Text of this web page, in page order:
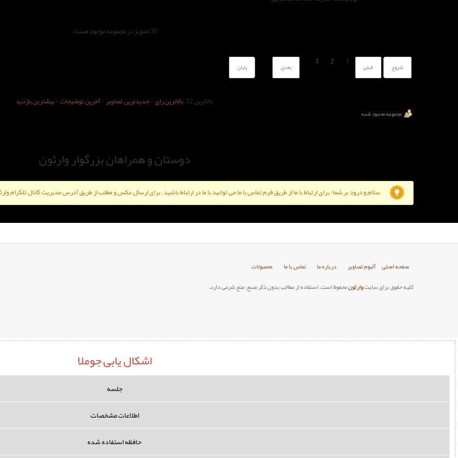
35 تصویر در مجموعه موجود هست.
شروع قبلی 1
2
3 بعدی پایان
بالاترین 12: بالاترین رای-جدیدترین تصاویر-آخرین توضیحات-بیشترین بازدید
مجموعه محدود شده
دوستان و همراهان بزرگوار وارثون
سلام و درود بر شما؛ برای ارتباط با ما از طریق فرم تماس با ما می توانید با ما در ارتباط باشید. برای ارسال عکس و مطلب از طریق آدرس مدیریت کانال تلگرام
صفحه اصلی آلبوم تصاویر درباره ما تماس با ما
محصولات
کلیه حقوق برای سایتوارثونمحفوظ است. استفاده از مطالب بدون ذکر منبع، منع شرعی دارد.
اشکال یابی جوملا
جلسه
اطلاعات مشخصات
حافظه استفاده شده